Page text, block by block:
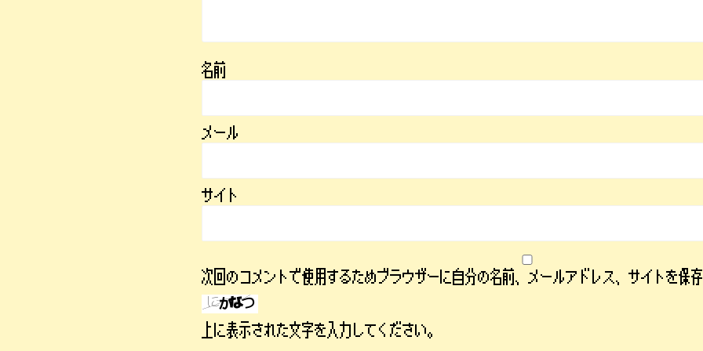
名前
メール
サイト
次回のコメントで使用するためブラウザーに自分の名前、メールアドレス、サイトを保
上に表示された文字を入力してください。